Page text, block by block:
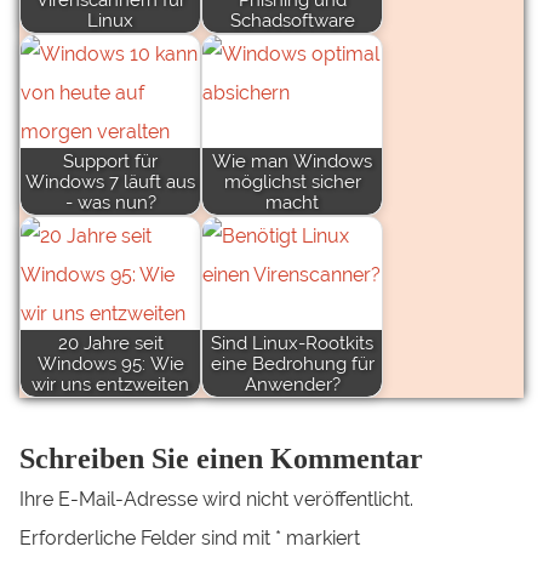
Linux
Schadsoftware
Support für
Windows 7 läuft aus
- was nun?
Wie man Windows
möglichst sicher
macht
20 Jahre seit
Windows 95: Wie
wir uns entzweiten
Sind Linux-Rootkits
eine Bedrohung für
Anwender?
Schreiben Sie einen Kommentar
Ihre E-Mail-Adresse wird nicht veröffentlicht.
Erforderliche Felder sind mit * markiert